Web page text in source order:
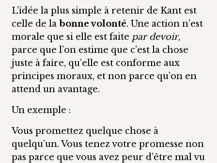
L’idée la plus simple à retenir de Kant est
celle de la bonne volonté. Une action n’est
morale que si elle est faite par devoir,
parce que l’on estime que c’est la chose
juste à faire, qu’elle est conforme aux
principes moraux, et non parce qu’on en
attend un avantage.
Un exemple :
Vous promettez quelque chose à
quelqu’un. Vous tenez votre promesse non
pas parce que vous avez peur d’être mal vu